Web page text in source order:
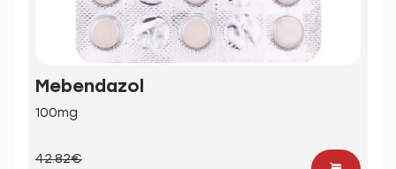
Mebendazol
100mg
42.82€